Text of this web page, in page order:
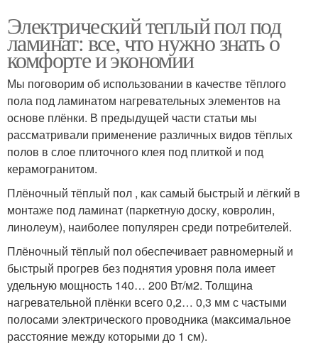
Электрический теплый пол под
ламинат: все, что нужно знать о
комфорте и экономии
Мы поговорим об использовании в качестве тёплого
пола под ламинатом нагревательных элементов на
основе плёнки. В предыдущей части статьи мы
рассматривали применение различных видов тёплых
полов в слое плиточного клея под плиткой и под
керамогранитом.
Плёночный тёплый пол , как самый быстрый и лёгкий в
монтаже под ламинат (паркетную доску, ковролин,
линолеум), наиболее популярен среди потребителей.
Плёночный тёплый пол обеспечивает равномерный и
быстрый прогрев без поднятия уровня пола имеет
удельную мощность 140… 200 Вт/м2. Толщина
нагревательной плёнки всего 0,2… 0,3 мм с частыми
полосами электрического проводника (максимальное
расстояние между которыми до 1 см).